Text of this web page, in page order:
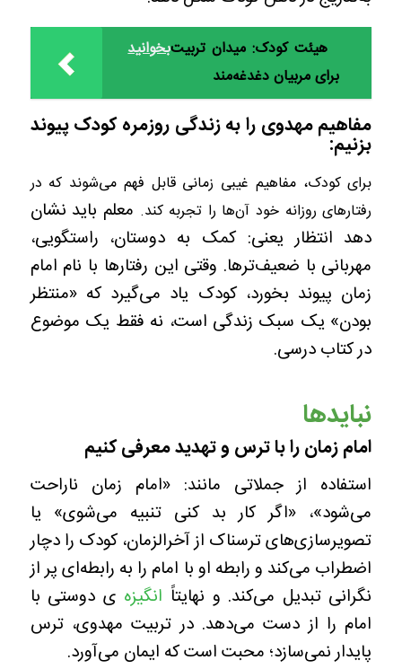
بخوانیدهیئت کودک: میدان تربیت
برای مربیان دغدغه‌مند
مفاهیم مهدوی را به زندگی روزمره کودک پیوند
بزنیم:
برای کودک، مفاهیم غیبی زمانی قابل فهم می‌شوند که در
رفتارهای روزانه خود آن‌ها را تجربه کند. معلم باید نشان
دهد انتظار یعنی: کمک به دوستان، راستگویی،
مهربانی با ضعیف‌ترها. وقتی این رفتارها با نام امام
زمان پیوند بخورد، کودک یاد می‌گیرد که «منتظر
بودن» یک سبک زندگی است، نه فقط یک موضوع
در کتاب درسی.
نبایدها
امام زمان را با ترس و تهدید معرفی کنیم
استفاده از جملاتی مانند: «امام زمان ناراحت
می‌شود»، «اگر کار بد کنی تنبیه می‌شوی» یا
تصویرسازی‌های ترسناک از آخرالزمان، کودک را دچار
اضطراب می‌کند و رابطه او با امام را به رابطه‌ای پر از
نگرانی تبدیل می‌کند. و نهایتاً انگیزه ی دوستی با
امام را از دست می‌دهد. در تربیت مهدوی، ترس
پایدار نمی‌سازد؛ محبت است که ایمان می‌آورد.